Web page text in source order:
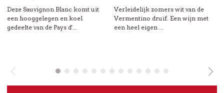
Deze Sauvignon Blanc komt uit
een hooggelegen en koel
gedeelte van de Pays d'...
Verleidelijk zomers wit van de
Vermentino druif. Een wijn met
een heel eigen ...